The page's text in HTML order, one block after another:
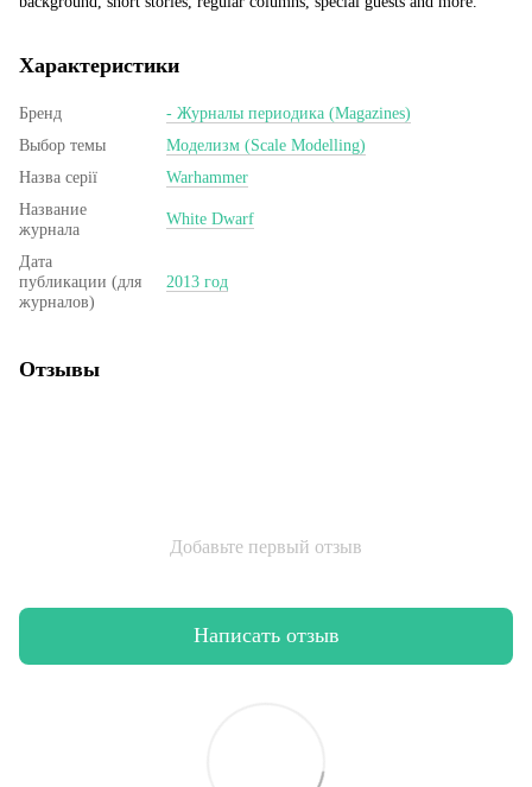
Характеристики
Бренд
- Журналы периодика (Magazines)
Выбор темы
Моделизм (Scale Modelling)
Назва серії
Warhammer
Название
журнала
White Dwarf
Дата
публикации (для
журналов)
2013 год
Отзывы
Добавьте первый отзыв
Написать отзыв